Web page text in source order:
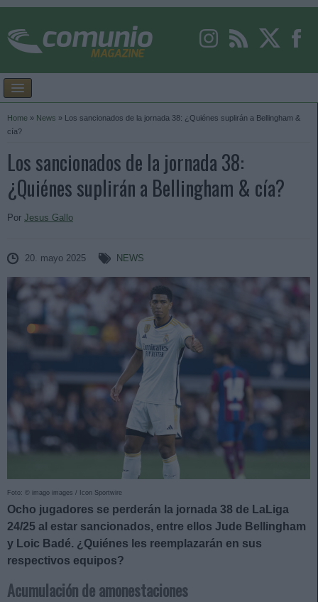
Home » News » Los sancionados de la jornada 38: ¿Quiénes suplirán a Bellingham &
cía?
Los sancionados de la jornada 38:
¿Quiénes suplirán a Bellingham & cía?
Por Jesus Gallo
20. mayo 2025 NEWS
Foto: © imago images / Icon Sportwire
Ocho jugadores se perderán la jornada 38 de LaLiga
24/25 al estar sancionados, entre ellos Jude Bellingham
y Loic Badé. ¿Quiénes les reemplazarán en sus
respectivos equipos?
Acumulación de amonestaciones